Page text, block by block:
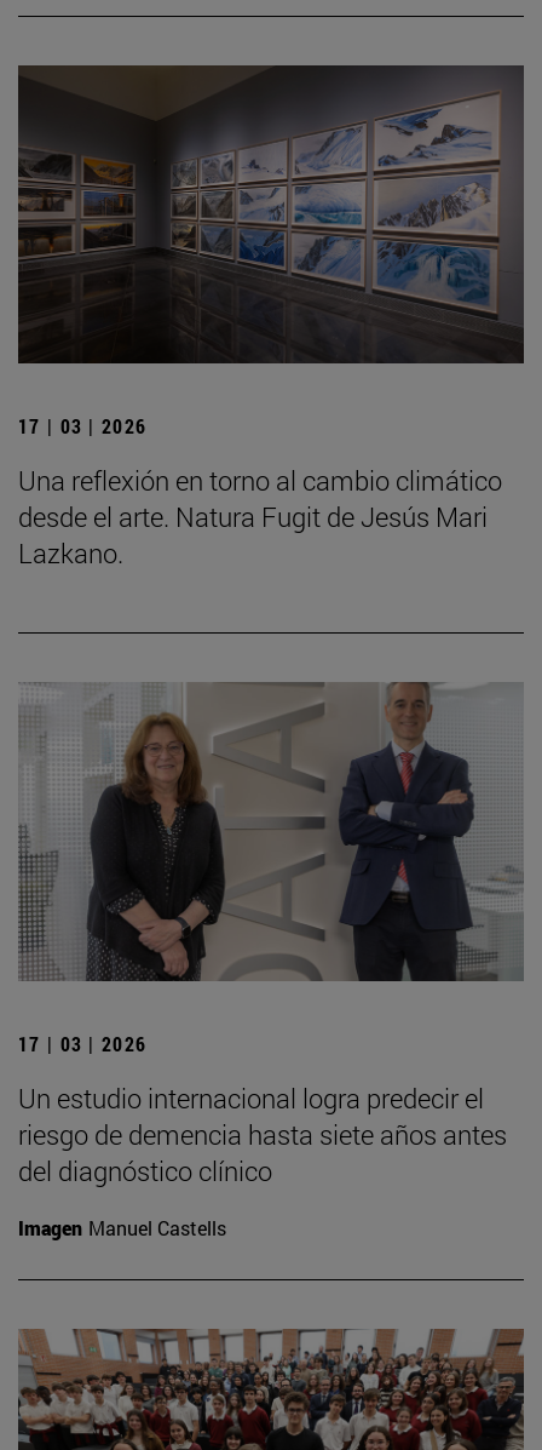
17 | 03 | 2026
Una reflexión en torno al cambio climático
desde el arte. Natura Fugit de Jesús Mari
Lazkano.
17 | 03 | 2026
Un estudio internacional logra predecir el
riesgo de demencia hasta siete años antes
del diagnóstico clínico
Imagen Manuel Castells